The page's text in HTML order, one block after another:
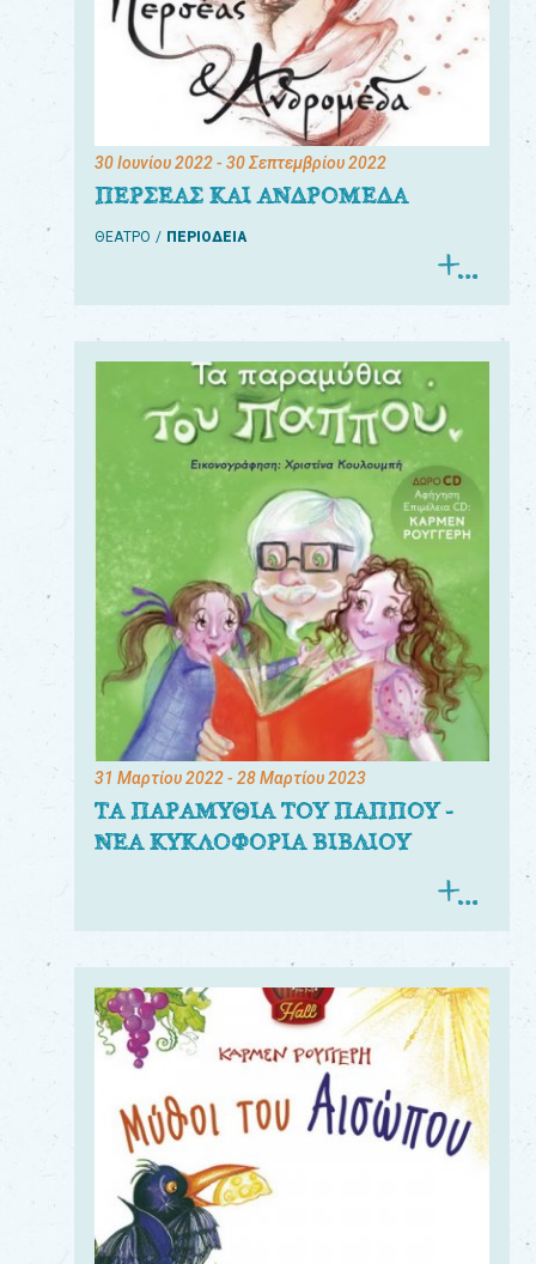
30 Ιουνίου 2022- 30 Σεπτεμβρίου 2022
ΠΕΡΣΕΑΣ ΚΑΙ ΑΝΔΡΟΜΕΔΑ
ΘΕΑΤΡΟ ΠΕΡΙΟΔΕΙΑ
31 Μαρτίου 2022- 28 Μαρτίου 2023
ΤΑ ΠΑΡΑΜΥΘΙΑ ΤΟΥ ΠΑΠΠΟΥ -
ΝΕΑ ΚΥΚΛΟΦΟΡΙΑ ΒΙΒΛΙΟΥ